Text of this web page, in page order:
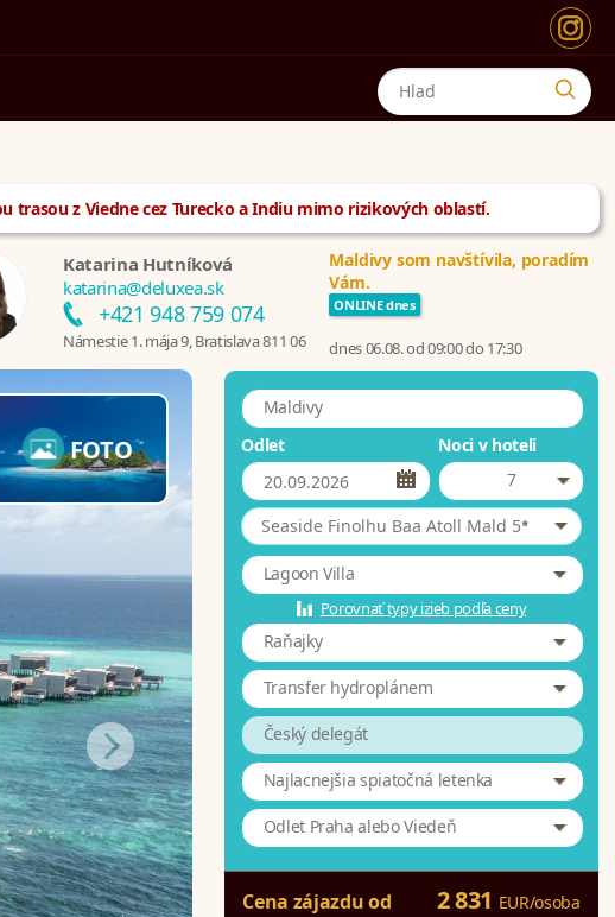
trasou z Viedne cez Turecko a Indiu mimo rizikových oblastí.
Katarina Hutníková
katarina@deluxea.sk
+421 948 759 074
Námestie 1. mája 9, Bratislava 811 06
Maldivy som navštívila, poradím
Vám.
ONLINE dnes
dnes 06.08. od 09:00 do 17:30
FOTO
Maldivy
Odlet
Noci v hoteli
7
Seaside Finolhu Baa Atoll Mald 5*
Lagoon Villa
Porovnať typy izieb podľa ceny
Raňajky
Transfer hydroplánem
Český delegát
Najlacnejšia spiatočná letenka
Odlet Praha alebo Viedeň
Cena zájazdu od 2 831 EUR/osoba